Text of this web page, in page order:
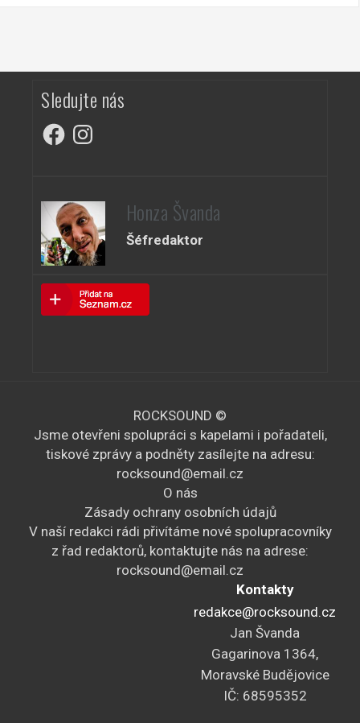
Sledujte nás
FacebookInstagram
Honza Švanda
Šéfredaktor
ROCKSOUND ©
Jsme otevřeni spolupráci s kapelami i pořadateli,
tiskové zprávy a podněty zasílejte na adresu:
rocksound@email.cz
O nás
Zásady ochrany osobních údajů
V naší redakci rádi přivítáme nové spolupracovníky
z řad redaktorů, kontaktujte nás na adrese:
rocksound@email.cz
Kontakty
redakce@rocksound.cz
Jan Švanda
Gagarinova 1364,
Moravské Budějovice
IČ: 68595352